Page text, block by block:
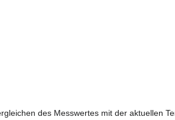
des Messwertes mit der aktuellen